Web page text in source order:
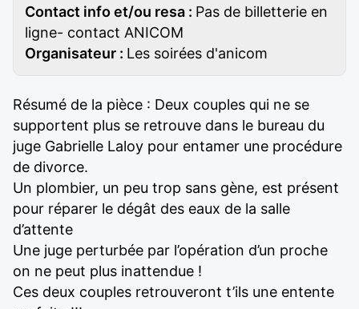
Contact info et/ou resa : Pas de billetterie en
ligne- contact ANICOM
Organisateur : Les soirées d'anicom
Résumé de la pièce : Deux couples qui ne se
supportent plus se retrouve dans le bureau du
juge Gabrielle Laloy pour entamer une procédure
de divorce.
Un plombier, un peu trop sans gène, est présent
pour réparer le dégât des eaux de la salle
d’attente
Une juge perturbée par l’opération d’un proche
on ne peut plus inattendue !
Ces deux couples retrouveront t’ils une entente